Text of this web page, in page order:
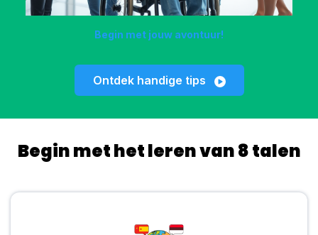
Begin met jouw avontuur!
Ontdek handige tips
Begin met het leren van 8 talen